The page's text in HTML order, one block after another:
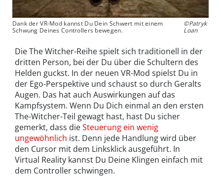
Dank der VR-Mod kannst Du Dein Schwert mit einem
Schwung Deines Controllers bewegen.
©Patryk
Loan
Die The Witcher-Reihe spielt sich traditionell in der
dritten Person, bei der Du über die Schultern des
Helden guckst. In der neuen VR-Mod spielst Du in
der Ego-Perspektive und schaust so durch Geralts
Augen. Das hat auch Auswirkungen auf das
Kampfsystem. Wenn Du Dich einmal an den ersten
The-Witcher-Teil gewagt hast, hast Du sicher
gemerkt, dass dieSteuerung ein wenig
ungewöhnlich ist. Denn jede Handlung wird über
den Cursor mit dem Linksklick ausgeführt. In
Virtual Reality kannst Du Deine Klingen einfach mit
dem Controller schwingen.